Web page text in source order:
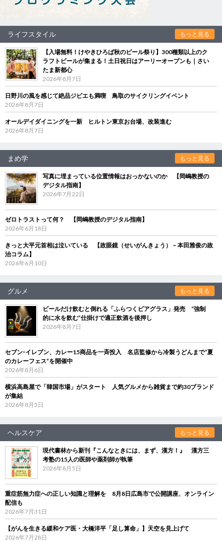
ライフスタイル もっと見る
【入場無料！けやきひろば秋のビール祭り】300種類以上のク
ラフトビールが集まる！土日祝日はアーリーオープンも｜さい
たま新都心
2026年8月7日
日野川の風を感じて絶品ジビエも満喫 鳥取のサイクリングイベント
2026年8月7日
オールデイダイニングを一新 ヒルトン東京お台場、改装進む
2026年8月7日
まめ学 もっと見る
写真に埋まっている位置情報はおっかないのか 【岡嶋教授の
デジタル指南】
2026年7月22日
ゼロトラストって何？ 【岡嶋教授のデジタル指南】
2026年6月18日
きっと大平元首相は泣いている 【政眼鏡（せいがんきょう）－本田雅俊の政
治コラム】
2026年6月10日
グルメ もっと見る
ビールだけ飲むと倒れる「ふらつくビアグラス」発売 “強制
的に水を飲む”仕掛けで適正飲酒を後押し
2026年8月7日
セブン‐イレブン、カレー15商品を一斉投入 名店監修から冷製うどんまで“夏
のカレーフェス”を開催中
2026年8月6日
横浜高島屋で「韓国市場」がスタート 人気グルメから雑貨まで約30ブランド
が集結
2026年8月5日
ヘルスケア もっと見る
現代書林から新刊『こんなときには、まず、漢方！』 漢方三
考塾の15人の医師や薬剤師が執筆
2026年8月5日
重症筋無力症への正しい知識と理解を 8月8日広島市で公開講座、オンライン
配信も
2026年7月31日
【がんを生きる緩和ケア医・大橋洋平「足し算命」】天空を見上げて
2026年7月28日